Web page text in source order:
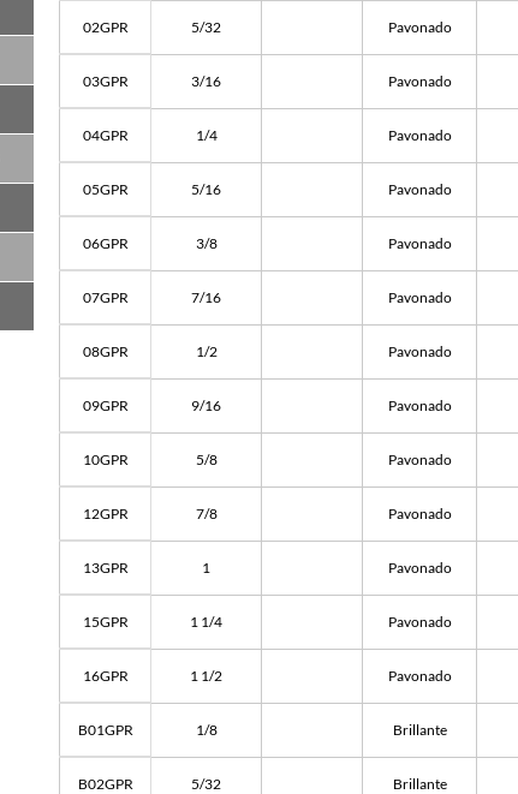
02GPR 5/32 Pavonado
03GPR 3/16 Pavonado
04GPR 1/4 Pavonado
05GPR 5/16 Pavonado
06GPR 3/8 Pavonado
07GPR 7/16 Pavonado
08GPR 1/2 Pavonado
09GPR 9/16 Pavonado
10GPR 5/8 Pavonado
12GPR 7/8 Pavonado
13GPR 1 Pavonado
15GPR 1 1/4 Pavonado
16GPR 1 1/2 Pavonado
B01GPR 1/8 Brillante
B02GPR 5/32 Brillante